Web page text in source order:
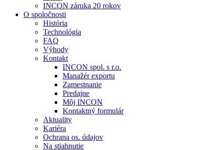
INCON záruka 20 rokov
O spoločnosti
História
Technológia
FAQ
Výhody
Kontakt
INCON spol. s r.o.
Manažér exportu
Zamestnanie
Predajne
Môj INCON
Kontaktný formulár
Aktuality
Kariéra
Ochrana os. údajov
Na stiahnutie